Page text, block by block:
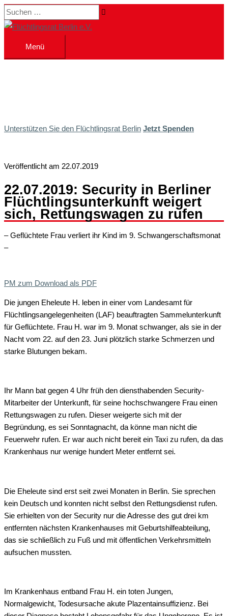
Zum
Inhalt
Suchen …
Menü
Menü
Unterstützen Sie den Flüchtlingsrat Berlin Jetzt Spenden
Veröffentlicht am 22.07.2019
22.07.2019: Security in Berliner
Flüchtlingsunterkunft weigert
sich, Rettungswagen zu rufen
– Geflüchtete Frau verliert ihr Kind im 9. Schwangerschaftsmonat
–
PM zum Download als PDF
Die jungen Eheleute H. leben in einer vom Landesamt für
Flüchtlingsangelegenheiten (LAF) beauftragten Sammelunterkunft
für Geflüchtete. Frau H. war im 9. Monat schwanger, als sie in der
Nacht vom 22. auf den 23. Juni plötzlich starke Schmerzen und
starke Blutungen bekam.
Ihr Mann bat gegen 4 Uhr früh den diensthabenden Security-
Mitarbeiter der Unterkunft, für seine hochschwangere Frau einen
Rettungswagen zu rufen. Dieser weigerte sich mit der
Begründung, es sei Sonntagnacht, da könne man nicht die
Feuerwehr rufen. Er war auch nicht bereit ein Taxi zu rufen, da das
Krankenhaus nur wenige hundert Meter entfernt sei.
Die Eheleute sind erst seit zwei Monaten in Berlin. Sie sprechen
kein Deutsch und konnten nicht selbst den Rettungsdienst rufen.
Sie erhielten von der Security nur die Adresse des gut drei km
entfernten nächsten Krankenhauses mit Geburtshilfeabteilung,
das sie schließlich zu Fuß und mit öffentlichen Verkehrsmitteln
aufsuchen mussten.
Im Krankenhaus entband Frau H. ein toten Jungen,
Normalgewicht, Todesursache akute Plazentainsuffizienz. Bei